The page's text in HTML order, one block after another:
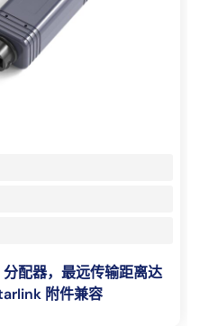
配器，最远传输距离达
附件兼容